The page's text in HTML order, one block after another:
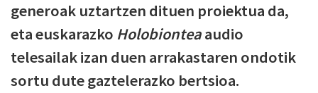
generoak uztartzen dituen proiektua da,
eta euskarazko Holobionteaaudio
telesailak izan duen arrakastaren ondotik
sortu dute gaztelerazko bertsioa.